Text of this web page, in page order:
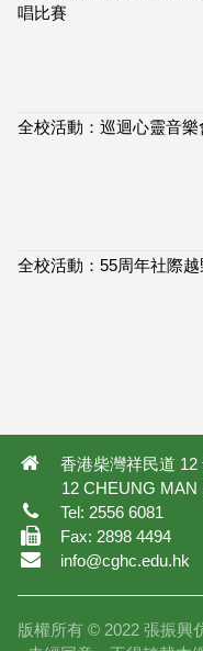
唱比賽
全校活動：巡迴心靈音樂
全校活動：55周年社際越
香港柴灣祥民道
12 CHEUNG
Tel: 2556 6081
Fax: 2898 4494
info@cghc.edu.hk
版權所有 © 2022 張振興